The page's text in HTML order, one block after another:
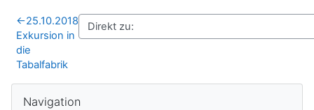
←25.10.2018
Exkursion in
die
Tabalfabrik
Navigation